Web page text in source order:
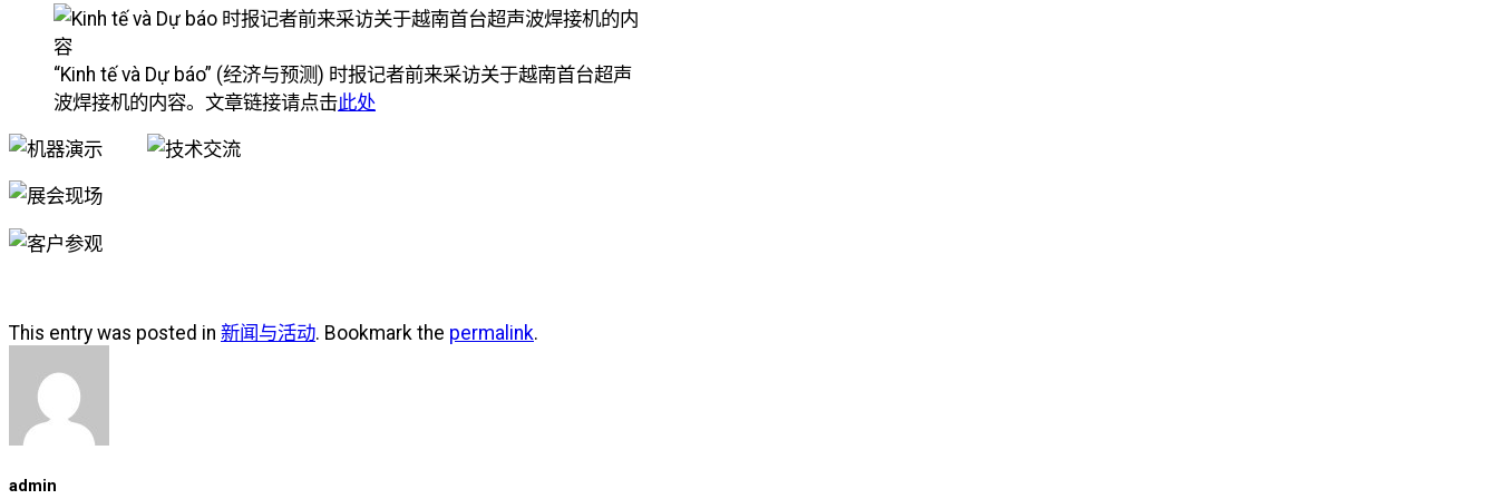
“Kinh tế và Dự báo” (经济与预测) 时报记者前来采访关于越南首台超声
波焊接机的内容。文章链接请点击此处
This entry was posted in 新闻与活动. Bookmark the permalink.
admin